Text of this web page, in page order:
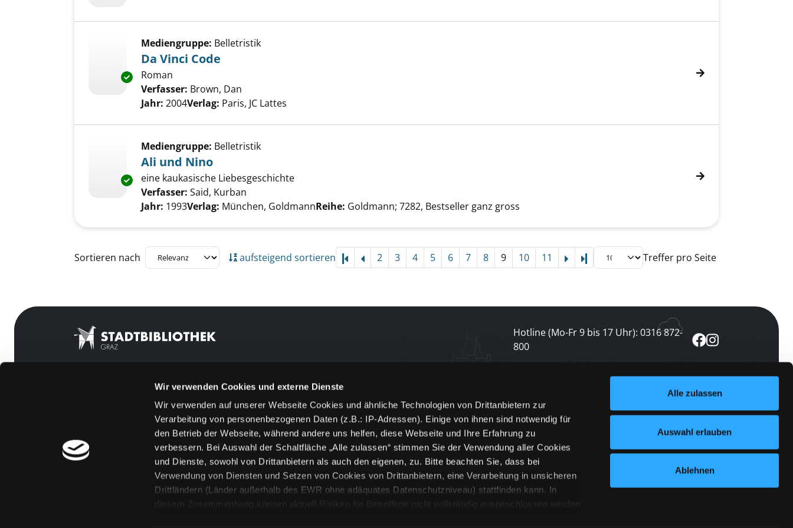
Wir verwenden Cookies und externe Dienste
Wir verwenden auf unserer Webseite Cookies und ähnliche Technologien von Drittanbietern zur
Verarbeitung von personenbezogenen Daten (z.B.: IP-Adressen). Einige von ihnen sind notwendig für
den Betrieb der Webseite, während andere uns helfen, diese Webseite und Ihre Erfahrung zu
verbessern. Bei Auswahl der Schaltfläche „Alle zulassen“ stimmen Sie der Verwendung aller Cookies
und Dienste, sowohl von Drittanbietern als auch den eigenen, zu. Bitte beachten Sie, dass bei
Verwendung von Diensten und Setzen von Cookies von Drittanbietern, eine Verarbeitung in unsicheren
Drittländern (Länder außerhalb des EWR ohne adäquates Datenschutzniveau) stattfinden kann. In
diesem Zusammenhang können aktuell Risiken für Betroffene nicht vollständig ausgeschlossen werden.
Alle zulassen
Auswahl erlauben
Ablehnen
Exemplar-Details von Da Vinci Code anzeigen
Mediengruppe: Belletristik
Da Vinci Code
Roman
Verfasser: Brown, Dan
Jahr: 2004Verlag: Paris, JC Lattes
Exemplar-Details von Ali und Nino anzeigen
Mediengruppe: Belletristik
Ali und Nino
eine kaukasische Liebesgeschichte
Verfasser: Said, Kurban
Jahr: 1993Verlag: München, GoldmannReihe: Goldmann; 7282, Bestseller ganz gross
Zu den Suchfiltern springen
Sortieren nach aufsteigend sortieren 2 3 4 5 6 7 8 9 10 11 Letzte Seite Treffer pro Seite
Hotline (Mo-Fr 9 bis 17 Uhr): 0316 872-
800
[kju:b]
Feedback
Kontakt
Über uns
Jobs
Medienwunsch
FAQs
Newsletter abonnieren
und keine Veranstaltung verpassen
jetzt abonnieren